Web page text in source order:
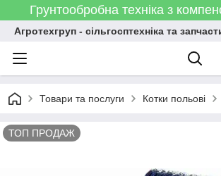
Грунтообробна техніка з
Агротехгруп - сільгосптехніка та
Товари та послуги Котки польові
ТОП ПРОДАЖ